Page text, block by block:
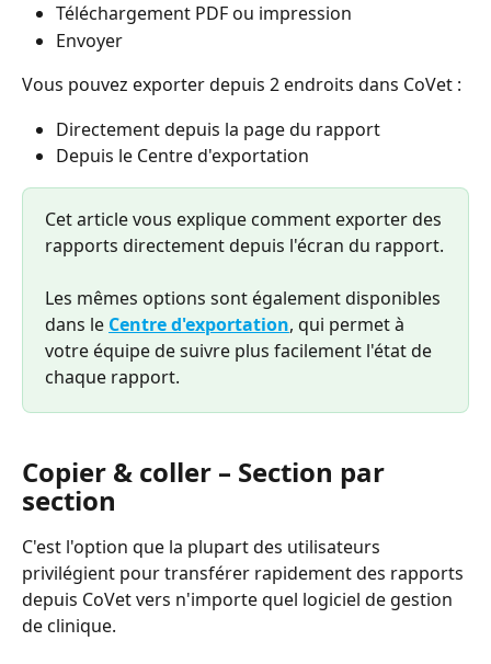
Téléchargement PDF ou impression
Envoyer
Vous pouvez exporter depuis 2 endroits dans CoVet :
Directement depuis la page du rapport
Depuis le Centre d'exportation
Cet article vous explique comment exporter des
rapports directement depuis l'écran du rapport.
Les mêmes options sont également disponibles
dans le Centre d'exportation, qui permet à
votre équipe de suivre plus facilement l'état de
chaque rapport.
Copier & coller – Section par
section
C'est l'option que la plupart des utilisateurs
privilégient pour transférer rapidement des rapports
depuis CoVet vers n'importe quel logiciel de gestion
de clinique.